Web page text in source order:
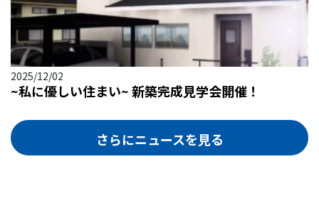
2025/12/02
~私に優しい住まい~ 新築完成見学会開催！
さらにニュースを見る